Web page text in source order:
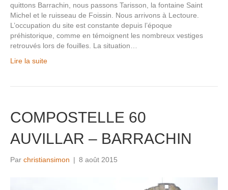
quittons Barrachin, nous passons Tarisson, la fontaine Saint
Michel et le ruisseau de Foissin. Nous arrivons à Lectoure.
L’occupation du site est constante depuis l’époque
préhistorique, comme en témoignent les nombreux vestiges
retrouvés lors de fouilles. La situation…
Lire la suite
COMPOSTELLE 60
AUVILLAR – BARRACHIN
Par christiansimon | 8 août 2015